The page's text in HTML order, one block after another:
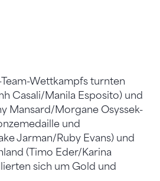
Team-Wettkampfs turnten
Casali/Manila Esposito) und
Mansard/Morgane Osyssek-
und
Jarman/Ruby Evans) und
(Timo Eder/Karina
sich um Gold und